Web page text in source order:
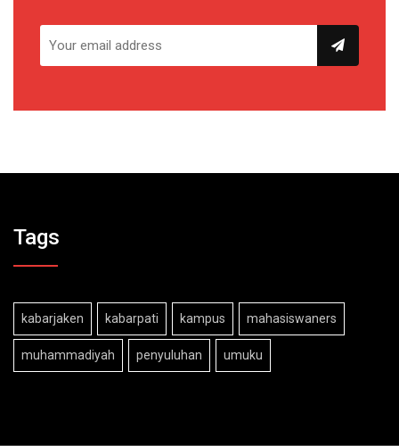
Tags
kabarjaken kabarpati kampus mahasiswaners
muhammadiyah penyuluhan umuku